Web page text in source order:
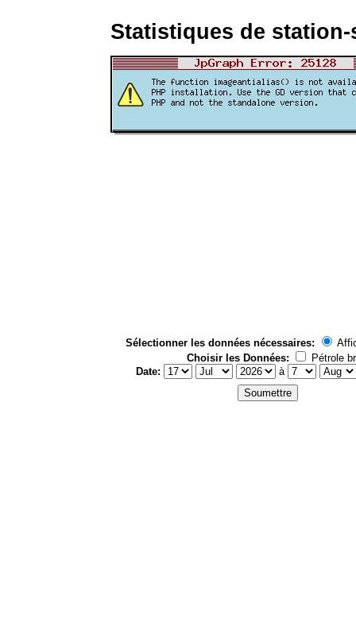
Statistiques de station-
Sélectionner les données nécessaires:
Choisir les Données:
Pétrole
Date:
à